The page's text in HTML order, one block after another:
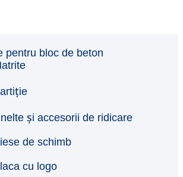
pentru bloc de beton
și accesorii de ridicare
de schimb
cu logo